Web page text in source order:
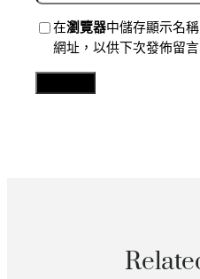
在瀏覽器中儲存顯示名
網址，以供下次發佈留言